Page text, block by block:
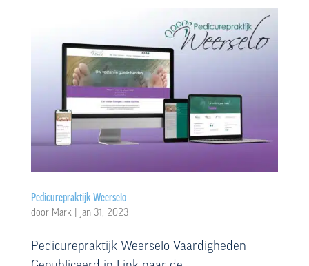
Pedicurepraktijk Weerselo
door Mark| jan 31, 2023
Pedicurepraktijk Weerselo Vaardigheden